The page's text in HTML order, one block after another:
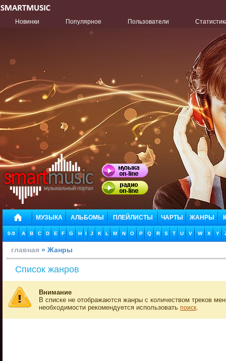
Новинки Популярное Пользователи
МУЗЫКА АЛЬБОМЫ ПЛЕЙЛИСТЫ ЧАРТЫ ЖАНРЫ
0-9 A B C D E F G H I J K L M N O P Q R S T U V W X Y
главная » Жанры
Список жанров
Внимание
В списке не отображаются жанры с количеством треков
необходимости рекомендуется использовать поиск.